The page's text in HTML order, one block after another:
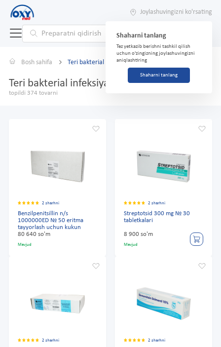
Joylashuvingizni ko'rsating
Shaharni tanlang
Tez yetkazib berishni tashkil qilish
uchun o'zingizning joylashuvingizni
aniqlashtiring
Shaharni tanlang
Bosh sahifa Teri bakterial infeksiyalaridan
Teri bakterial infeksiyalaridan
topildi 374 tovarni
2 sharhni
Benzilpenitsillin n/s
1000000ED № 50 eritma
tayyorlash uchun kukun
80 640 so'm
Mavjud
2 sharhni
Streptotsid 300 mg № 30
tabletkalari
8 900 so'm
Mavjud
2 sharhni 2 sharhni